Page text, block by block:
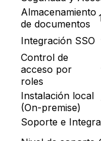
Almacenamiento
de documentos
Integración SSO
Control de
acceso por
roles
Instalación local
(On-premise)
Soporte e